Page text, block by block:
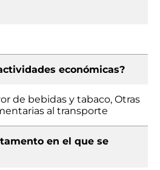
económicas?
de bebidas y tabaco, Otras
al transporte
en el que se